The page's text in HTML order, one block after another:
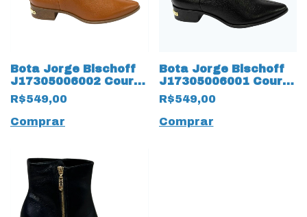
Bota Jorge Bischoff
J17305006002 Couro
Natural 16905
Caramelo
R$549,00
Comprar
Bota Jorge Bischoff
J17305006001 Couro
Natural 15292 Preto
R$549,00
Comprar